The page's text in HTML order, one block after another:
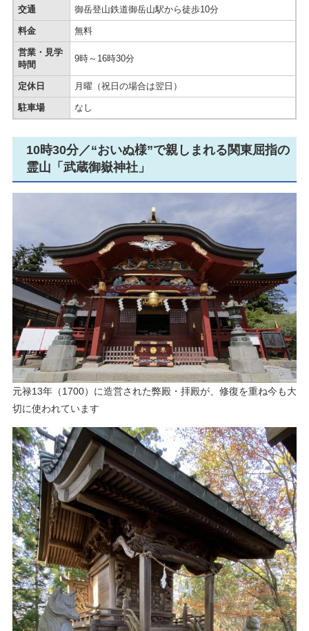
交通 御岳登山鉄道御岳山駅から徒歩10分
料金 無料
営業・見学
時間
9時～16時30分
定休日 月曜（祝日の場合は翌日）
駐車場 なし
10時30分／“おいぬ様”で親しまれる関東屈指の
霊山「武蔵御嶽神社」
​元禄13年（1700）に造営された弊殿・拝殿が、修復を重ね今も大
切に使われています